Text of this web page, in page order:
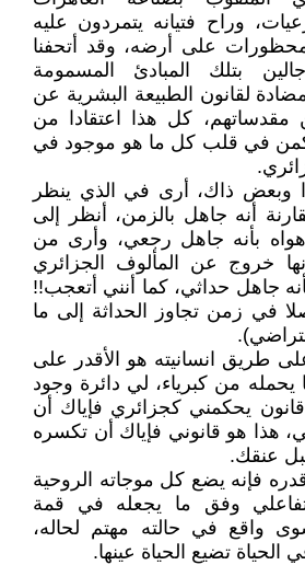
وراح فتيانه يتمردون عليه
على أرضه، وقد أتحفنا
بتلك المبادئ المسمومة
لقانون الطبيعة البشرية عن
كل هذا اعتقادا من
في قلب كل ما هو موجود في
وبعض ذاك، أرى في الذي ينظر
أنه جاهل بالزمن، أنظر إلى
بأنه جاهل رجعي، وأرى من
خروج عن المألوف الجزائري
جاهل حداثي، كما أنني أتعجب!!
في زمن تجاوز الحداثة إلى ما
طريق انسانيته هو الأقدر على
من كبرياء، لي دائرة وجود
قانون يحكمني كجزائري فإياك أن
هذا هو قانوني فإياك أن تكسره
عنقك.
فإنه يضع كل موجاته الروحية
وفق ما يجعله في قمة
واقع في حالته مهتم لحاله،
تضيع الحياة عينها.